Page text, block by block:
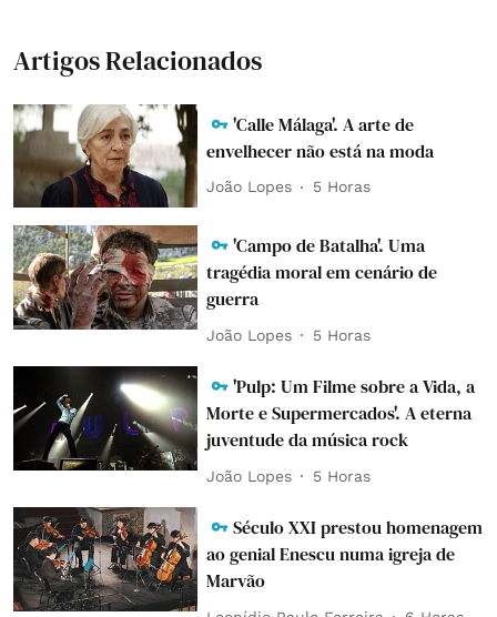
Artigos Relacionados
'Calle Málaga'. A arte de
envelhecer não está na moda
João Lopes 5 Horas
'Campo de Batalha'. Uma
tragédia moral em cenário de
guerra
João Lopes 5 Horas
'Pulp: Um Filme sobre a Vida, a
Morte e Supermercados'. A eterna
juventude da música rock
João Lopes 5 Horas
Século XXI prestou homenagem
ao genial Enescu numa igreja de
Marvão